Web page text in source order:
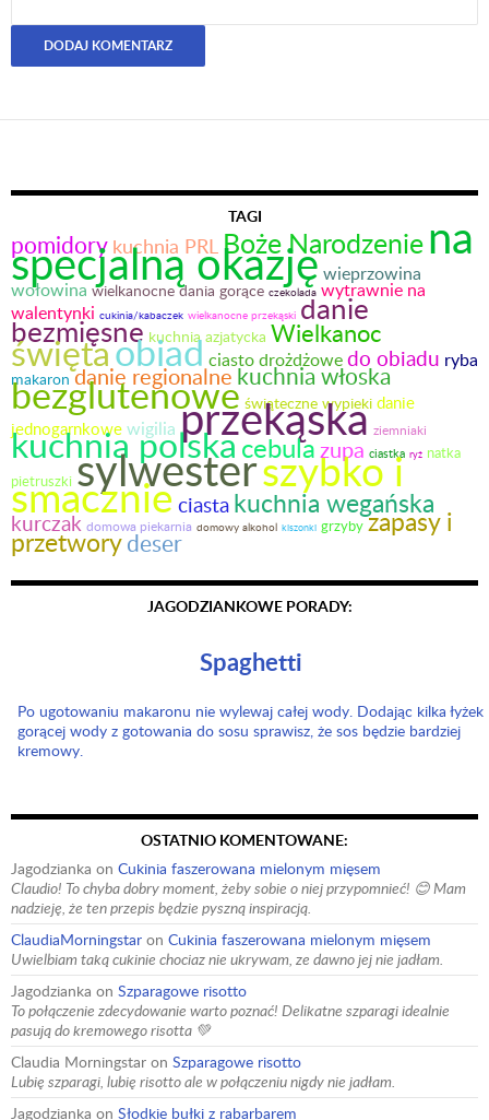
TAGI
pomidory kuchnia PRL Boże Narodzeniena
specjalną okazjęwieprzowina
wołowina wielkanocne dania gorące czekolada wytrawnie na
walentynki cukinia/kabaczek wielkanocne przekąski danie
bezmięsne kuchnia azjatycka Wielkanoc
świętaobiad ciasto drożdżowedo obiadu ryba
makaron danie regionalnekuchnia włoska
bezglutenowe świąteczne wypieki danie
jednogarnkowe wigilia przekąska ziemniaki
kuchnia polskacebulazupa ciastka ryż natka
pietruszki sylwesterszybko i
smacznieciasta kuchnia wegańska
kurczak domowa piekarnia domowy alkohol kiszonki grzyby zapasy i
przetworydeser
JAGODZIANKOWE PORADY:
Spaghetti
Po ugotowaniu makaronu nie wylewaj całej wody. Dodając kilka łyżek
gorącej wody z gotowania do sosu sprawisz, że sos będzie bardziej
kremowy.
OSTATNIO KOMENTOWANE:
Jagodzianka on Cukinia faszerowana mielonym mięsem
Claudio! To chyba dobry moment, żeby sobie o niej przypomnieć! 😊 Mam
nadzieję, że ten przepis będzie pyszną inspiracją.
ClaudiaMorningstar on Cukinia faszerowana mielonym mięsem
Uwielbiam taką cukinie chociaz nie ukrywam, ze dawno jej nie jadłam.
Jagodzianka on Szparagowe risotto
To połączenie zdecydowanie warto poznać! Delikatne szparagi idealnie
pasują do kremowego risotta 💚
Claudia Morningstar on Szparagowe risotto
Lubię szparagi, lubię risotto ale w połączeniu nigdy nie jadłam.
Jagodzianka on Słodkie bułki z rabarbarem